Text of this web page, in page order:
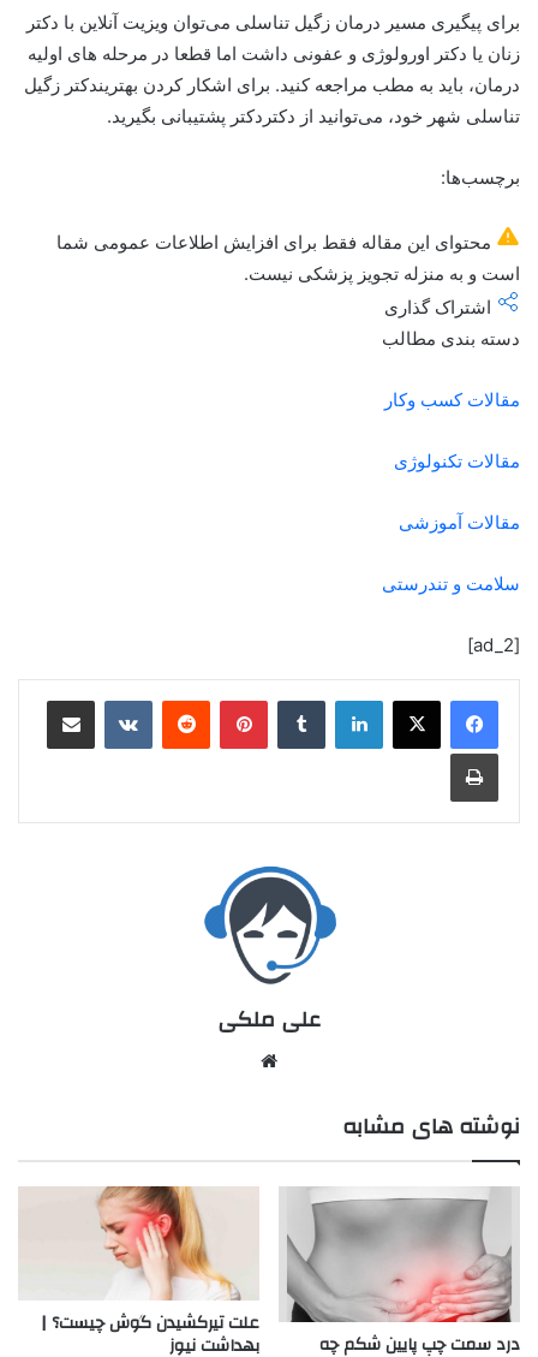
برای پیگیری مسیر درمان زگیل تناسلی می‌توان ویزیت آنلاین با دکتر
زنان یا دکتر اورولوژی و عفونی داشت اما قطعا در مرحله های اولیه
درمان، باید به مطب مراجعه کنید. برای اشکار کردن بهتریندکتر زگیل
تناسلی شهر خود، می‌توانید از دکتردکتر پشتیبانی بگیرید.
برچسب‌ها:
محتوای این مقاله فقط برای افزایش اطلاعات عمومی شما
است و به منزله تجویز پزشکی نیست.
اشتراک گذاری
دسته بندی مطالب
مقالات کسب وکار
مقالات تکنولوژی
مقالات آموزشی
سلامت و تندرستی
[ad_2]
علی ملکی
نوشته های مشابه
درد سمت چپ پایین شکم چه
علت تیرکشیدن گوش چیست؟ |
بهداشت نیوز